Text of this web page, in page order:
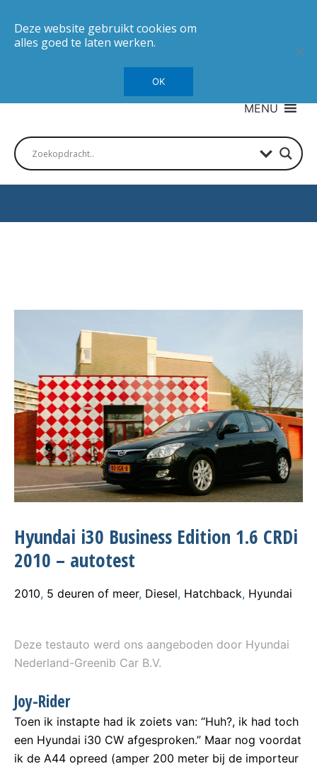
MENU
Hyundai i30 Business Edition 1.6 CRDi
2010 – autotest
2010, 5 deuren of meer, Diesel, Hatchback, Hyundai
Deze testauto werd ons aangeboden door Hyundai
Nederland-Greenib Car B.V.
Joy-Rider
Toen ik instapte had ik zoiets van: “Huh?, ik had toch
een Hyundai i30 CW afgesproken.” Maar nog voordat
ik de A44 opreed (amper 200 meter bij de importeur
Deze website gebruikt cookies om
alles goed te laten werken.
OK